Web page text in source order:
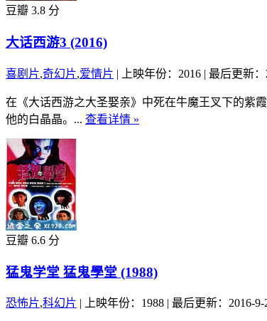
豆瓣 3.8 分
大话西游3 (2016)
喜剧片,奇幻片,爱情片 | 上映年份：2016 | 最后更新：
在《大话西游之大圣娶亲》中死在牛魔王叉下的紫
他的白晶晶。... 查看详情 »
豆瓣 6.6 分
猛鬼学堂 猛鬼學堂 (1988)
恐怖片,科幻片 | 上映年份：1988 | 最后更新：2016-9-